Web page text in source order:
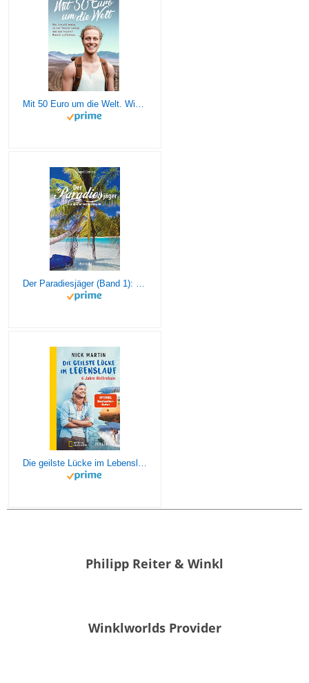
Mit 50 Euro um die Welt. Wie ich mit wenig in der Tasche loszog und als reicher Mensch zurückkam
Der Paradiesjäger (Band 1): Für immer ausgestiegen
Die geilste Lücke im Lebenslauf: 6 Jahre Weltreisen | Der erfolgreiche Reisebericht erstmals im Taschenbuch
Philipp Reiter & Winkl
Winklworlds Provider